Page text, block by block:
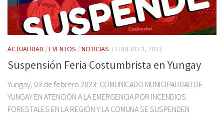
ACTUALIDAD /EVENTOS /NOTICIAS FEBRERO 3, 2023
Suspensión Feria Costumbrista en Yungay
Yungay, 03 de febrero 2023: COMUNICADO MUNICIPALIDAD DE
YUNGAY EN ATENCIÓN A LA EMERGENCIA POR INCENDIOS
FORESTALES EN LA REGIÓN Y LA COMUNA SE SUSPENDEN